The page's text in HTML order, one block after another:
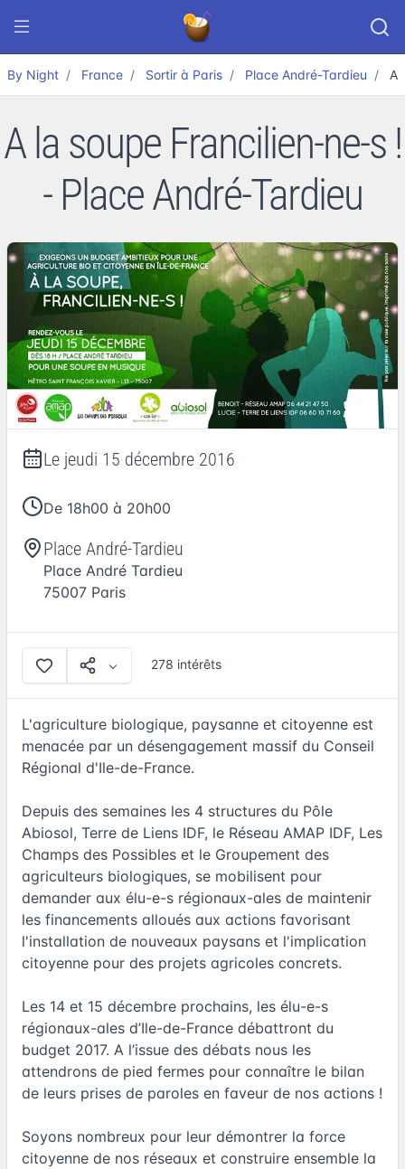
By Night France Sortir à Paris Place André-Tardieu A
A la soupe Francilien-ne-s !
- Place André-Tardieu
Le jeudi 15 décembre 2016
De 18h00 à 20h00
Place André-Tardieu
Place André Tardieu
75007 Paris
278 intérêts
L'agriculture biologique, paysanne et citoyenne est
menacée par un désengagement massif du Conseil
Régional d'Ile-de-France.
Depuis des semaines les 4 structures du Pôle
Abiosol, Terre de Liens IDF, le Réseau AMAP IDF, Les
Champs des Possibles et le Groupement des
agriculteurs biologiques, se mobilisent pour
demander aux élu-e-s régionaux-ales de maintenir
les financements alloués aux actions favorisant
l'installation de nouveaux paysans et l'implication
citoyenne pour des projets agricoles concrets.
Les 14 et 15 décembre prochains, les élu-e-s
régionaux-ales d’Ile-de-France débattront du
budget 2017. A l’issue des débats nous les
attendrons de pied fermes pour connaître le bilan
de leurs prises de paroles en faveur de nos actions !
Soyons nombreux pour leur démontrer la force
citoyenne de nos réseaux et construire ensemble la